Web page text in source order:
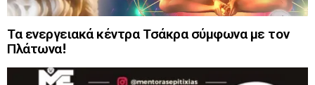
Τα ενεργειακά κέντρα Τσάκρα σύμφωνα με τον
Πλάτωνα!